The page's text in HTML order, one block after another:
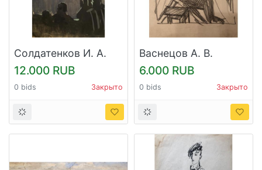
Солдатенков И. А.
"Гимнастка"
12.000 RUB
0 bids Закрыто
Васнецов А. В.
"Читает книгу"
6.000 RUB
0 bids Закрыто